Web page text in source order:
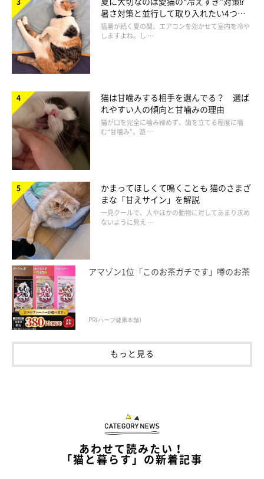
猫が長時間出てこないときの対処法は？
てくるまで時間がかかることもあります。しかし、無理矢理そこ
から引っ張り出すのはNG。
暑さ対策と並行して取り入れたい4つの
工夫
猛暑が続く夏の間、エアコンを効かせて室内を冷や
しますよね。し …
猫は甘噛みする相手を選んでる？ 選ば
れやすい人の傾向と甘噛みの理由
猫が口を完全に噛み締めず、歯を立てる程度に噛
む“甘噛み”。遊 …
かまってほしくて鳴くことも 猫のさまざ
まな「甘えサイン」を解説
一見クールで、人やほかの動物に対してあまり求め
ないように見え …
アマゾン1位「このお茶ガチです」噂のお茶
PR(ハーブ健康本舗)
もっと見る
あわせて読みたい！
「猫と暮らす」の新着記事